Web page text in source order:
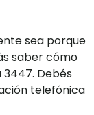
sea porque
saber cómo
Debés
telefónica